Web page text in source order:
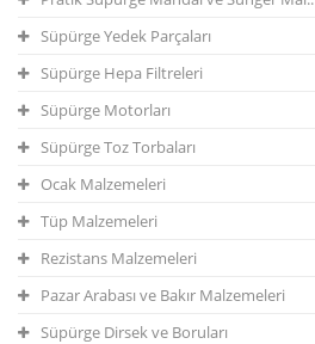
Süpürge Yedek Parçaları
Süpürge Hepa Filtreleri
Süpürge Motorları
Süpürge Toz Torbaları
Ocak Malzemeleri
Tüp Malzemeleri
Rezistans Malzemeleri
Pazar Arabası ve Bakır Malzemeleri
Süpürge Dirsek ve Boruları